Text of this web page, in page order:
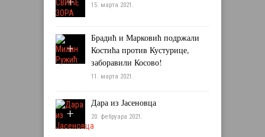
15. марта 2021.
Брадић и Марковић подржали
Костића против Кустурице,
заборавили Косово!
11. марта 2021.
Дара из Јасеновца
20. фебруара 2021.